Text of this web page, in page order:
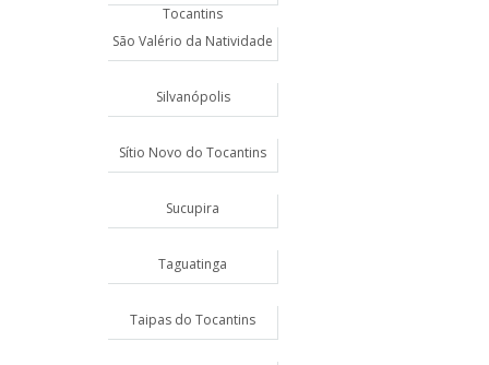
Tocantins
São Valério da Natividade
Silvanópolis
Sítio Novo do Tocantins
Sucupira
Taguatinga
Taipas do Tocantins